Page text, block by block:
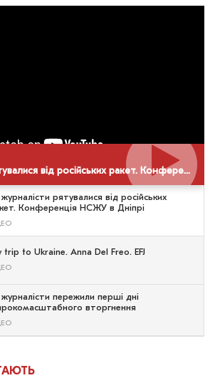
Як журналісти рятувалися від російських ракет. Конференція НСЖУ в Дніпрі
рятувалися від російських
Конференція НСЖУ в Дніпрі
trip to Ukraine. Anna Del Freo. EFJ
пережили перші дні
вторгнення